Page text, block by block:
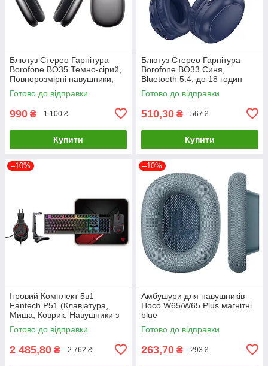
Блютуз Стерео Гарнітура
Borofone BO35 Темно-сірий,
Повнорозмірні навушники,
Bluetooth 5.4, 45 годин
роботи
Готово до відправки
990 ₴ 1 100 ₴
Купити
Блютуз Стерео Гарнітура
Borofone BO33 Синя,
Bluetooth 5.4, до 18 годин
роботи
Готово до відправки
510,30 ₴ 567 ₴
Купити
–10%
Ігровий Комплект 5в1
Fantech P51 (Клавіатура,
Миша, Коврик, Навушники з
підставкою) Колір Чорний,
Оптичний сенсор, RGB
Готово до відправки
2 485,80 ₴ 2 762 ₴
–10%
Амбушури для навушників
Hoco W65/W65 Plus магнітні
blue
Готово до відправки
263,70 ₴ 293 ₴